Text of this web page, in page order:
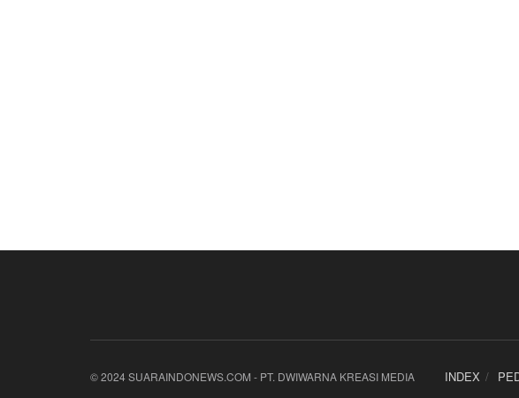
INDEX
© 2024 SUARAINDONEWS.COM - PT. DWIWARNA KREASI MEDIA